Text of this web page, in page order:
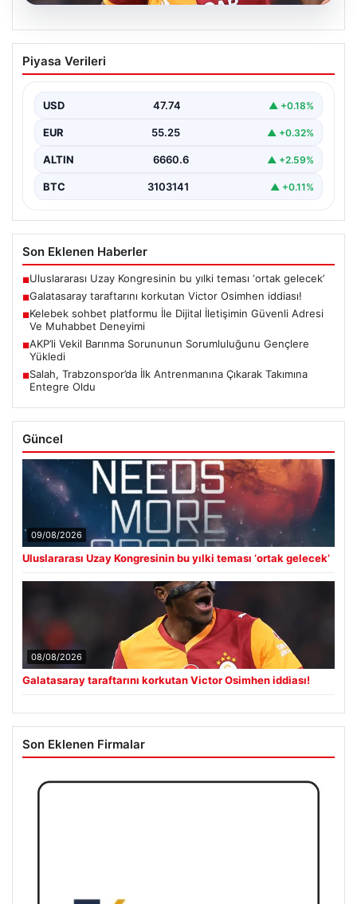
08.08.2026
Galatasaray taraftarını korkutan Victor
Osimhen iddiası!
Piyasa Verileri
USD 47.74 ▲ +0.18%
EUR 55.25 ▲ +0.32%
ALTIN 6660.6 ▲ +2.59%
BTC 3103141 ▲ +0.11%
Son Eklenen Haberler
■Uluslararası Uzay Kongresinin bu yılki teması ‘ortak gelecek’
■Galatasaray taraftarını korkutan Victor Osimhen iddiası!
■Kelebek sohbet platformu İle Dijital İletişimin Güvenli Adresi
Ve Muhabbet Deneyimi
■AKP’li Vekil Barınma Sorununun Sorumluluğunu Gençlere
Yükledi
■Salah, Trabzonspor’da İlk Antrenmanına Çıkarak Takımına
Entegre Oldu
Güncel
09/08/2026
Uluslararası Uzay Kongresinin bu yılki teması ‘ortak gelecek’
08/08/2026
Galatasaray taraftarını korkutan Victor Osimhen iddiası!
Son Eklenen Firmalar